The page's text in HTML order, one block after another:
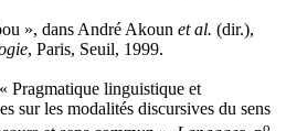
», dans André Akoun et al. (dir.),
, Paris, Seuil, 1999.
Pragmatique linguistique et
sur les modalités discursives du sens
o